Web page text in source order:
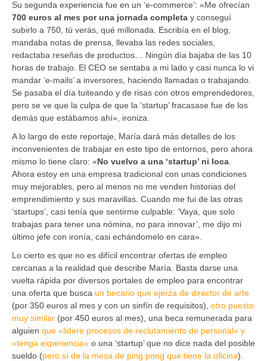
Su segunda experiencia fue en un ‘e-commerce’: «Me ofrecían
700 euros al mes por una jornada completa y conseguí
subirlo a 750, tú verás, qué millonada. Escribía en el blog,
mandaba notas de prensa, llevaba las redes sociales,
redactaba reseñas de productos… Ningún día bajaba de las 10
horas de trabajo. El CEO se sentaba a mi lado y casi nunca lo vi
mandar ‘e-mails’ a inversores, haciendo llamadas o trabajando.
Se pasaba el día tuiteando y de risas con otros emprendedores,
pero se ve que la culpa de que la ‘startup’ fracasase fue de los
demás que estábamos ahí», ironiza.
A lo largo de este reportaje, María dará más detalles de los
inconvenientes de trabajar en este tipo de entornos, pero ahora
mismo lo tiene claro: «No vuelvo a una ‘startup’ ni loca
Ahora estoy en una empresa tradicional con unas condiciones
muy mejorables, pero al menos no me venden historias del
emprendimiento y sus maravillas. Cuando me fui de las otras
‘startups’, casi tenía que sentirme culpable: ‘Vaya, que solo
trabajas para tener una nómina, no para innovar’, me dijo mi
último jefe con ironía, casi echándomelo en cara».
Lo cierto es que no es difícil encontrar ofertas de empleo
cercanas a la realidad que describe María. Basta darse una
vuelta rápida por diversos portales de empleo para encontrar
una oferta que busca un becario que ejerza de director de arte
(por 350 euros al mes y con un sinfín de requisitos), otro puesto
muy similar (por 450 euros al mes), una beca remunerada para
alguien que «lidere procesos de reclutamiento de personal» y
«tenga experiencia» o una ‘startup’ que no dice nada del posible
sueldo (pero sí de la mesa de ping pong que tiene la oficina).